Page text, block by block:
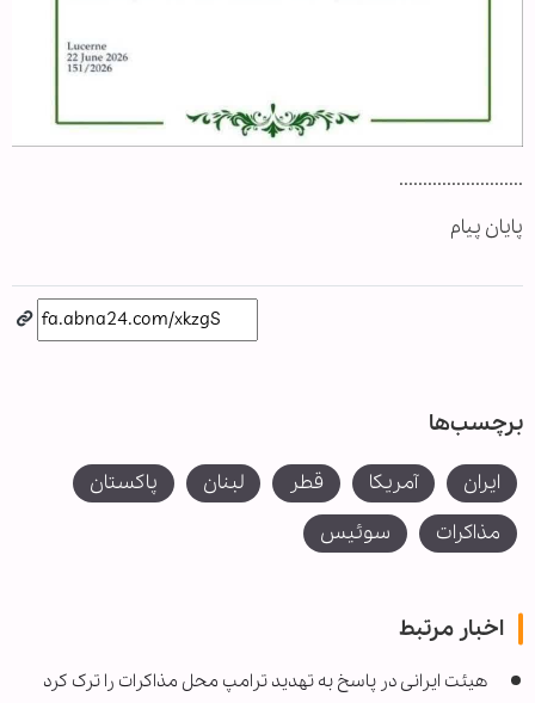
..........................
پایان پیام
برچسب‌ها
ایران آمریکا قطر لبنان
پاکستان
مذاكرات
سوئیس
اخبار مرتبط
هیئت ایرانی در پاسخ به تهدید ترامپ محل مذاکرات را ترک کرد